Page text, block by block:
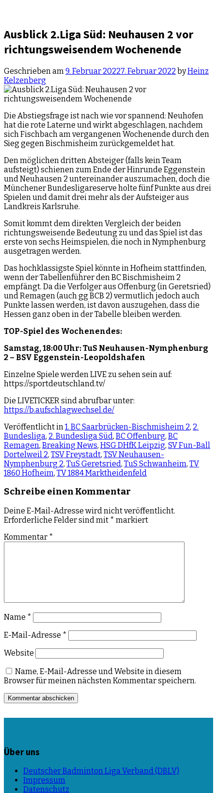
Ausblick 2.Liga Süd: Neuhausen 2 vor
richtungsweisendem Wochenende
Geschrieben am 9. Februar 20227. Februar 2022 byHeinz
Kelzenberg
Die Abstiegsfrage ist nach wie vor spannend: Neuhofen
hat die rote Laterne und wirkt abgeschlagen, nachdem
sich Fischbach am vergangenen Wochenende durch den
Sieg gegen Bischmisheim zurückgemeldet hat.
Den möglichen dritten Absteiger (falls kein Team
aufsteigt) schienen zum Ende der Hinrunde Eggenstein
und Neuhausen 2 untereinander auszumachen, doch die
Münchener Bundesligareserve holte fünf Punkte aus drei
Spielen und damit drei mehr als der Aufsteiger aus
Landkreis Karlsruhe.
Somit kommt dem direkten Vergleich der beiden
richtungsweisende Bedeutung zu und das Spiel ist das
erste von sechs Heimspielen, die noch in Nymphenburg
ausgetragen werden.
Das hochklassigste Spiel könnte in Hofheim stattfinden,
wenn der Tabellenführer den BC Bischmisheim 2
empfängt. Da die Verfolger aus Offenburg (in Geretsried)
und Remagen (auch gg BCB 2) vermutlich jedoch auch
Punkte lassen werden, ist davon auszugehen, dass die
Hessen ganz oben in der Tabelle bleiben werden.
TOP-Spiel des Wochenendes:
Samstag, 18:00 Uhr: TuS Neuhausen-Nymphenburg
2 – BSV Eggenstein-Leopoldshafen
Einzelne Spiele werden LIVE zu sehen sein auf:
https://sportdeutschland.tv/
Die LIVETICKER sind abrufbar unter:
https://b.aufschlagwechsel.de/
Veröffentlicht in 1. BC Saarbrücken-Bischmisheim 2, 2.
Bundesliga, 2. Bundesliga Süd, BC Offenburg, BC
Remagen, Breaking News, HSG DHfK Leipzig, SV Fun-Ball
Dortelweil 2, TSV Freystadt, TSV Neuhausen-
Nymphenburg 2, TuS Geretsried, TuS Schwanheim, TV
1860 Hofheim, TV 1884 Marktheidenfeld
Schreibe einen Kommentar
Deine E-Mail-Adresse wird nicht veröffentlicht.
Erforderliche Felder sind mit * markiert
Kommentar *
Name *
E-Mail-Adresse *
Website
Name, E-Mail-Adresse und Website in diesem
Browser für meinen nächsten Kommentar speichern.
Über uns
Deutscher Badminton Liga Verband (DBLV)
Impressum
Datenschutz